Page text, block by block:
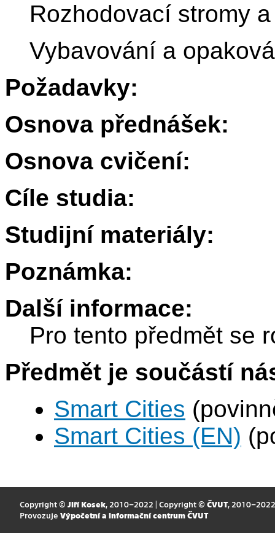
Rozhodovací stromy
Vybavování a
Požadavky:
Osnova přednášek:
Osnova cvičení:
Cíle studia:
Studijní materiály:
Poznámka:
Další informace:
Pro tento předmět se
Předmět je součástí
Smart Cities
Smart Cities (EN)
Copyright © Jiří Kosek, 2010–2022 | Copyright © ČVUT, 2010–2022
Provozuje Výpočetní a informační centrum ČVUT